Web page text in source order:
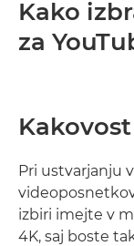
Kako
za
Pri ustvarjanju
izbiri imejte v
4K, saj boste